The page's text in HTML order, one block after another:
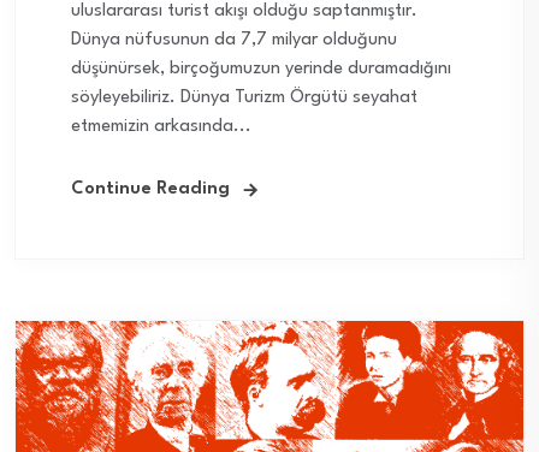
uluslararası turist akışı olduğu saptanmıştır.
Dünya nüfusunun da 7,7 milyar olduğunu
düşünürsek, birçoğumuzun yerinde duramadığını
söyleyebiliriz. Dünya Turizm Örgütü seyahat
etmemizin arkasında...
Continue Reading